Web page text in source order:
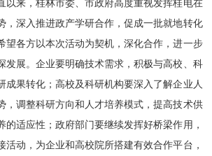
以来，桂林市委、市政府高度重视发挥桂电在
，深入推进政产学研合作，促成一批就地转化
望各方以本次活动为契机，深化合作，进一步
发展。企业要明确技术需求，积极与高校、科
成果转化；高校及科研机构要深入了解企业人
，调整科研方向和人才培养模式，提高技术供
的适应性；政府部门要继续发挥好桥梁作用，
活动，为企业和高校院所搭建有效合作平台，